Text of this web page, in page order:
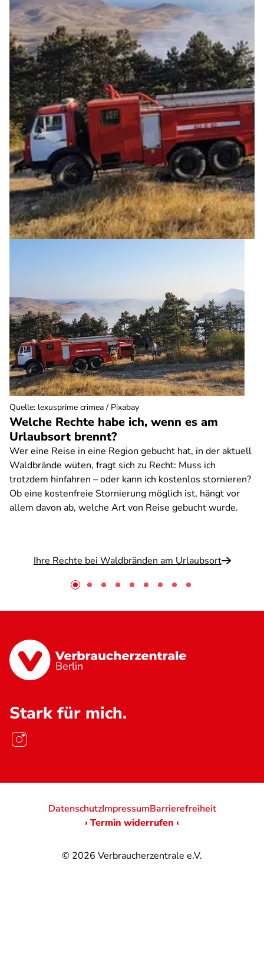
Welche Rechte habe ich, wenn es am
Urlaubsort brennt?
Wer eine Reise in eine Region gebucht hat, in der aktuell
Waldbrände wüten, fragt sich zu Recht: Muss ich
trotzdem hinfahren – oder kann ich kostenlos stornieren?
Ob eine kostenfreie Stornierung möglich ist, hängt vor
allem davon ab, welche Art von Reise gebucht wurde.
Ihre Rechte bei Waldbränden am Urlaubsort
Quelle: lexusprime crimea / Pixabay
Berlin
Stark für mich.
© 2026 Verbraucherzentrale e.V.
DatenschutzImpressumBarrierefreiheit
› Termin widerrufen ‹